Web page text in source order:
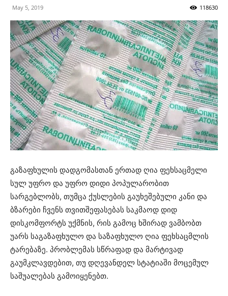
May 5, 2019 118630
გაზაფხულის დადგომასთან ერთად ღია ფეხსაცმელი
სულ უფრო და უფრო დიდი პოპულარობით
სარგებლობს, თუმცა ქუსლების გაუხეშებული კანი და
ბზარები ჩვენს თვითშეფასებას საკმაოდ დიდ
დისკომფორტს უქმნის, რის გამოც ხშირად ვამბობთ
უარს საგაზაფხულო და საზაფხულო ღია ფეხსაცმლის
ტარებაზე. პრობლემას სწრაფად და მარტივად
გაუმკლავდებით, თუ დღევანდელ სტატიაში მოცემულ
საშუალებას გამოიყენებთ.